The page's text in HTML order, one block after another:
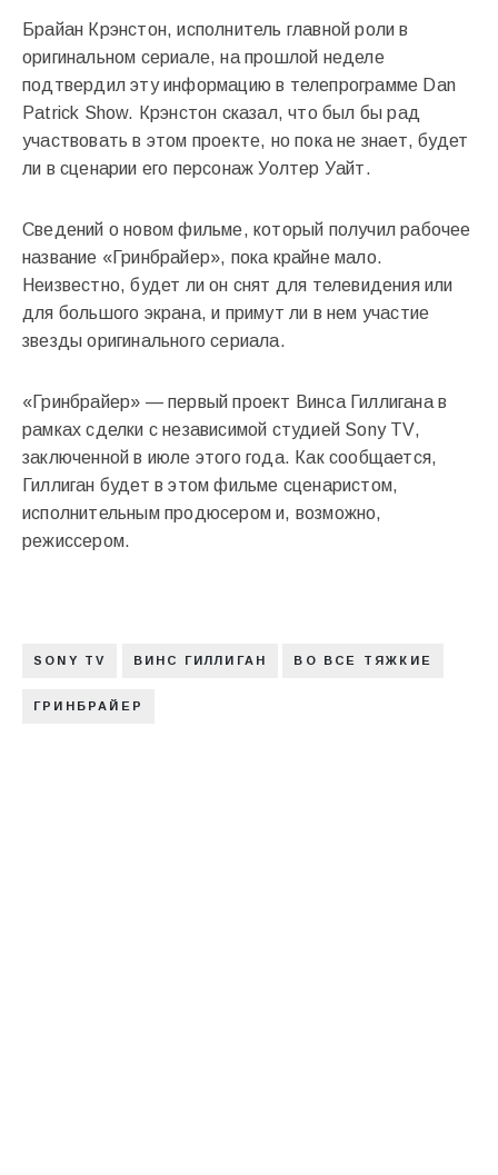
Брайан Крэнстон, исполнитель главной роли в
оригинальном сериале, на прошлой неделе
подтвердил эту информацию в телепрограмме Dan
Patrick Show. Крэнстон сказал, что был бы рад
участвовать в этом проекте, но пока не знает, будет
ли в сценарии его персонаж Уолтер Уайт.
Сведений о новом фильме, который получил рабочее
название «Гринбрайер», пока крайне мало.
Неизвестно, будет ли он снят для телевидения или
для большого экрана, и примут ли в нем участие
звезды оригинального сериала.
«Гринбрайер» — первый проект Винса Гиллигана в
рамках сделки с независимой студией Sony TV,
заключенной в июле этого года. Как сообщается,
Гиллиган будет в этом фильме сценаристом,
исполнительным продюсером и, возможно,
режиссером.
SONY TV ВИНС ГИЛЛИГАН ВО ВСЕ ТЯЖКИЕ
ГРИНБРАЙЕР